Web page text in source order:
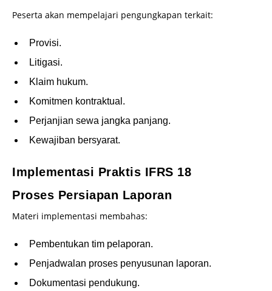
Peserta akan mempelajari pengungkapan terkait:
Provisi.
Litigasi.
Klaim hukum.
Komitmen kontraktual.
Perjanjian sewa jangka panjang.
Kewajiban bersyarat.
Implementasi Praktis IFRS 18
Proses Persiapan Laporan
Materi implementasi membahas:
Pembentukan tim pelaporan.
Penjadwalan proses penyusunan laporan.
Dokumentasi pendukung.